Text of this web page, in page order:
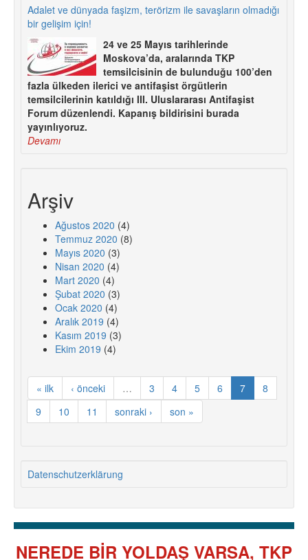
Adalet ve dünyada faşizm, terörizm ile savaşların olmadığı
bir gelişim için!
24 ve 25 Mayıs tarihlerinde
Moskova’da, aralarında TKP
temsilcisinin de bulunduğu 100’den
fazla ülkeden ilerici ve antifaşist örgütlerin
temsilcilerinin katıldığı III. Uluslararası Antifaşist
Forum düzenlendi. Kapanış bildirisini burada
yayınlıyoruz.
Devamı
Arşiv
Ağustos 2020 (4)
Temmuz 2020 (8)
Mayıs 2020 (3)
Nisan 2020 (4)
Mart 2020 (4)
Şubat 2020 (3)
Ocak 2020 (4)
Aralık 2019 (4)
Kasım 2019 (3)
Ekim 2019 (4)
« ilk ‹ önceki … 3 4 5 6 7
8
9
10 11 sonraki › son »
Datenschutzerklärung
NEREDE BİR YOLDAŞ VARSA, TKP